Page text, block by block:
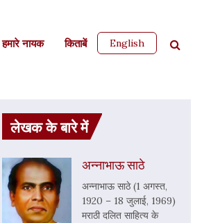
हमारे नायक किताबें English
लेखक के बारे में
अन्नाभाऊ साठे
अन्नाभाऊ साठे (1 अगस्त,
1920 – 18 जुलाई, 1969)
मराठी दलित साहित्य के